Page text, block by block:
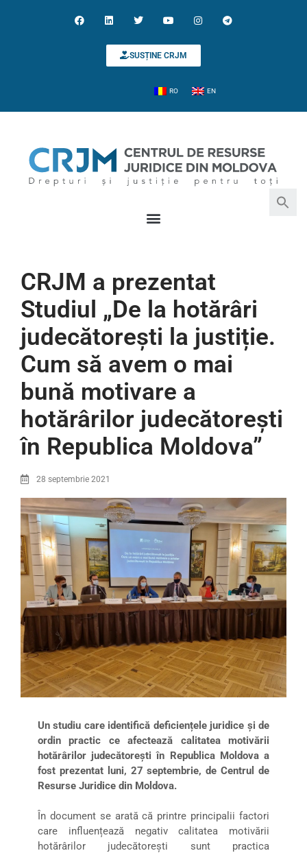
SUSȚINE CRJM
RO EN
CRJM a prezentat
Studiul „De la hotărâri
judecătorești la justiție.
Cum să avem o mai
bună motivare a
hotărârilor judecătorești
în Republica Moldova”
28 septembrie 2021
Un studiu care identifică deficiențele juridice și de
ordin practic ce afectează calitatea motivării
hotărârilor judecătorești în Republica Moldova a
fost prezentat luni, 27 septembrie, de Centrul de
Resurse Juridice din Moldova.
În document se arată că printre principalii factori
care influențează negativ calitatea motivării
hotărârilor judecătorești sunt practica